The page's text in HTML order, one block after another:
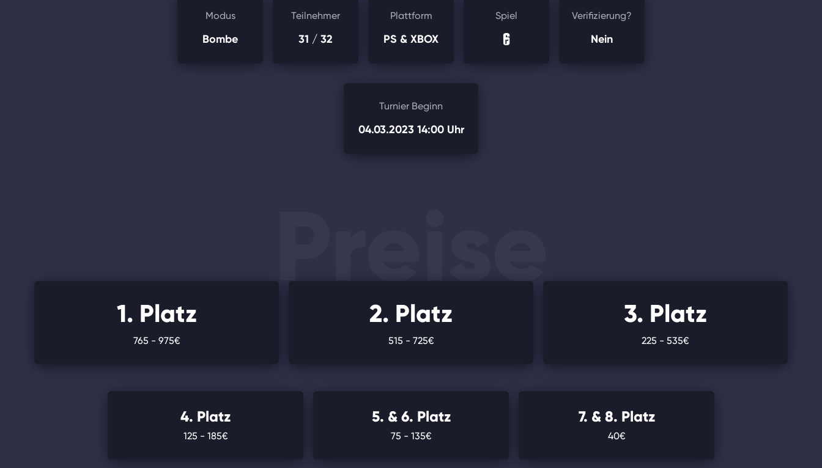
Modus
Bombe
Teilnehmer
31 / 32
Plattform
PS & XBOX
Spiel Verifizierung?
Nein
Turnier Beginn
04.03.2023 14:00 Uhr
Preise
1. Platz
765 - 975€
2. Platz
515 - 725€
3. Platz
225 - 535€
4. Platz
125 - 185€
5. & 6. Platz
75 - 135€
7. & 8. Platz
40€